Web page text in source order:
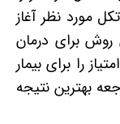
مورد نظر آغاز
برای درمان
را برای بیمار
بهترین نتیجه